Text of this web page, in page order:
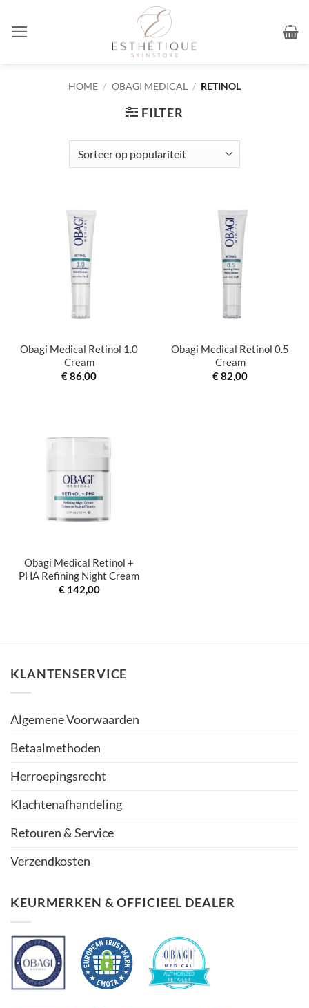
naar
HOME / OBAGI MEDICAL / RETINOL
FILTER
Obagi Medical Retinol 1.0
Cream
€86,00
Obagi Medical Retinol 0.5
Cream
€82,00
Obagi Medical Retinol +
PHA Refining Night Cream
€142,00
KLANTENSERVICE
Algemene Voorwaarden
Betaalmethoden
Herroepingsrecht
Klachtenafhandeling
Retouren & Service
Verzendkosten
KEURMERKEN & OFFICIEEL DEALER